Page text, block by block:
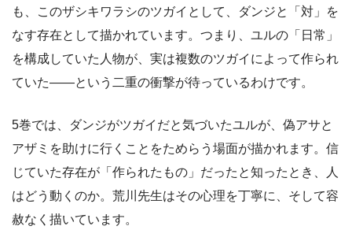
も、このザシキワラシのツガイとして、ダンジと「対」を
なす存在として描かれています。つまり、ユルの「日常」
を構成していた人物が、実は複数のツガイによって作られ
ていた――という二重の衝撃が待っているわけです。
5巻では、ダンジがツガイだと気づいたユルが、偽アサと
アザミを助けに行くことをためらう場面が描かれます。信
じていた存在が「作られたもの」だったと知ったとき、人
はどう動くのか。荒川先生はその心理を丁寧に、そして容
赦なく描いています。